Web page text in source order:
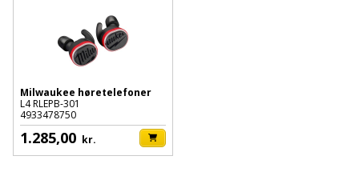
Fugtsikring
Garageport
Gelænder
Gips
Fugepistol
skumpistol
Gevindskærer
Gipsværktøj
Betonsliber
Bits
Bor
Motorenhed
Motorsav
og
kædesav
Motorsav
Brændeovn
Brandslukker
Brugskunst
afrensning
Spartelmasse
til
væg
Tape
fittings
Stålvask
Ventilation
og
Gaveideer
Milwaukee høretelefoner
L4 RLEPB-301
4933478750
1.285,00 kr.